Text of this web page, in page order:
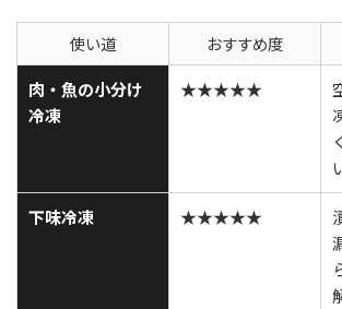
使い道 おすすめ度
肉・魚の小分け
冷凍
★★★★★
下味冷凍 ★★★★★